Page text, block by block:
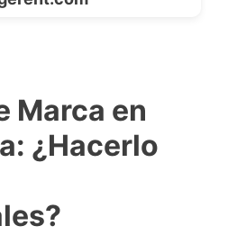
Marca en
¿Hacerlo